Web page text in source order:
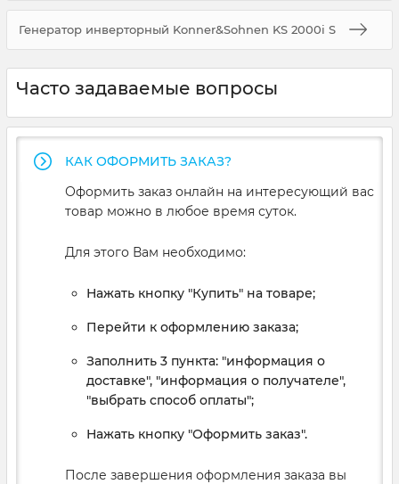
Генератор инверторный Konner&Sohnen KS 2000i S
Часто задаваемые вопросы
КАК ОФОРМИТЬ ЗАКАЗ?
Оформить заказ онлайн на интересующий вас
товар можно в любое время суток.
Для этого Вам необходимо:
Нажать кнопку "Купить" на товаре;
Перейти к оформлению заказа;
Заполнить 3 пункта: "информация о
доставке", "информация о получателе",
"выбрать способ оплаты";
Нажать кнопку "Оформить заказ".
После завершения оформления заказа вы